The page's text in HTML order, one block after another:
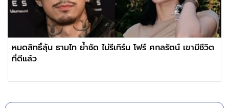
หมดสิทธิ์ลุ้น ธามไท ย้ำชัด ไม่รีเทิร์น โฟร์ ศกลรัตน์ เขามีชีวิต
ที่ดีแล้ว